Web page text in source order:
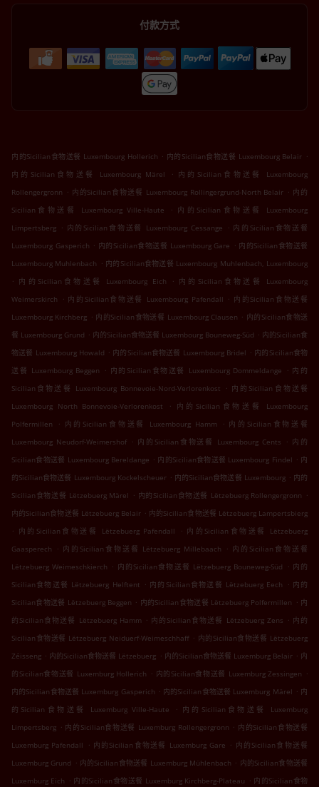
付款方式
内的Sicilian食物送餐 Luxembourg Hollerich . 内的Sicilian食物送餐 Luxembourg Belair .
内的Sicilian食物送餐 Luxembourg Märel
. 内的Sicilian食物送餐 Luxembourg
Rollengergronn . 内的Sicilian食物送餐 Luxembourg Rollingergrund-North Belair . 内的
Sicilian食物送餐 Luxembourg Ville-Haute
. 内的Sicilian食物送餐 Luxembourg
Limpertsberg . 内的Sicilian食物送餐 Luxembourg Cessange . 内的Sicilian食物送餐
Luxembourg Gasperich . 内的Sicilian食物送餐 Luxembourg Gare . 内的Sicilian食物送餐
Luxembourg Muhlenbach . 内的Sicilian食物送餐 Luxembourg Muhlenbach, Luxembourg
. 内的Sicilian食物送餐 Luxembourg Eich . 内的Sicilian食物送餐 Luxembourg
Weimerskirch
. 内的Sicilian食物送餐 Luxembourg Pafendall . 内的Sicilian食物送餐
Luxembourg Kirchberg . 内的Sicilian食物送餐 Luxembourg Clausen . 内的Sicilian食物送
餐 Luxembourg Grund . 内的Sicilian食物送餐 Luxembourg Bouneweg-Süd . 内的Sicilian食
物送餐 Luxembourg Howald . 内的Sicilian食物送餐 Luxembourg Bridel . 内的Sicilian食物
送餐 Luxembourg Beggen
. 内的Sicilian食物送餐 Luxembourg Dommeldange . 内的
Sicilian食物送餐 Luxembourg Bonnevoie-Nord-Verlorenkost
. 内的Sicilian食物送餐
Luxembourg North Bonnevoie-Verlorenkost
.
内的Sicilian食物送餐 Luxembourg
Polfermillen
. 内的Sicilian食物送餐 Luxembourg Hamm . 内的Sicilian食物送餐
Luxembourg Neudorf-Weimershof . 内的Sicilian食物送餐 Luxembourg Cents . 内的
Sicilian食物送餐 Luxembourg Bereldange . 内的Sicilian食物送餐 Luxembourg Findel . 内
的Sicilian食物送餐 Luxembourg Kockelscheuer . 内的Sicilian食物送餐 Luxembourg . 内的
Sicilian食物送餐 Lëtzebuerg Märel . 内的Sicilian食物送餐 Lëtzebuerg Rollengergronn .
内的Sicilian食物送餐 Lëtzebuerg Belair . 内的Sicilian食物送餐 Lëtzebuerg Lampertsbierg
. 内的Sicilian食物送餐 Lëtzebuerg Pafendall . 内的Sicilian食物送餐 Lëtzebuerg
Gaasperech
. 内的Sicilian食物送餐 Lëtzebuerg Millebaach . 内的Sicilian食物送餐
Lëtzebuerg Weimeschkierch . 内的Sicilian食物送餐 Lëtzebuerg Bouneweg-Süd . 内的
Sicilian食物送餐 Lëtzebuerg Helftent . 内的Sicilian食物送餐 Lëtzebuerg Eech . 内的
Sicilian食物送餐 Lëtzebuerg Beggen . 内的Sicilian食物送餐 Lëtzebuerg Polfermillen . 内
的Sicilian食物送餐 Lëtzebuerg Hamm . 内的Sicilian食物送餐 Lëtzebuerg Zens . 内的
Sicilian食物送餐 Lëtzebuerg Neiduerf-Weimeschhaff . 内的Sicilian食物送餐 Lëtzebuerg
Zéisseng . 内的Sicilian食物送餐 Lëtzebuerg . 内的Sicilian食物送餐 Luxemburg Belair . 内
的Sicilian食物送餐 Luxemburg Hollerich . 内的Sicilian食物送餐 Luxemburg Zessingen .
内的Sicilian食物送餐 Luxemburg Gasperich . 内的Sicilian食物送餐 Luxemburg Märel . 内
的Sicilian食物送餐 Luxemburg Ville-Haute
. 内的Sicilian食物送餐 Luxemburg
Limpertsberg . 内的Sicilian食物送餐 Luxemburg Rollengergronn . 内的Sicilian食物送餐
Luxemburg Pafendall
. 内的Sicilian食物送餐 Luxemburg Gare . 内的Sicilian食物送餐
Luxemburg Grund . 内的Sicilian食物送餐 Luxemburg Mühlenbach . 内的Sicilian食物送餐
Luxemburg Eich . 内的Sicilian食物送餐 Luxemburg Kirchberg-Plateau . 内的Sicilian食物